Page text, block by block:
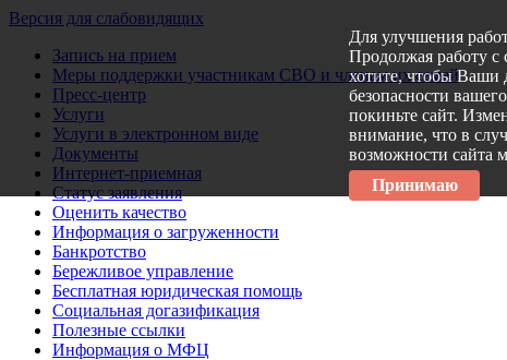
Версия для слабовидящих
Запись на прием
Меры поддержки участникам СВО и членам их семей
Пресс-центр
Услуги
Услуги в электронном виде
Документы
Интернет-приемная
Статус заявления
Оценить качество
Информация о загруженности
Банкротство
Бережливое управление
Бесплатная юридическая помощь
Социальная догазификация
Полезные ссылки
Информация о МФЦ
Для улучшения
Продолжая работу с
хотите, чтобы Ваши
безопасности
покиньте сайт.
внимание, что в
возможности сайта
Принимаю